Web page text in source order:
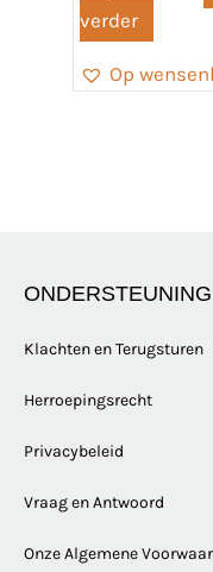
verder
Op
ONDERSTEUNING
Klachten en Terugsturen
Herroepingsrecht
Privacybeleid
Vraag en Antwoord
Onze Algemene